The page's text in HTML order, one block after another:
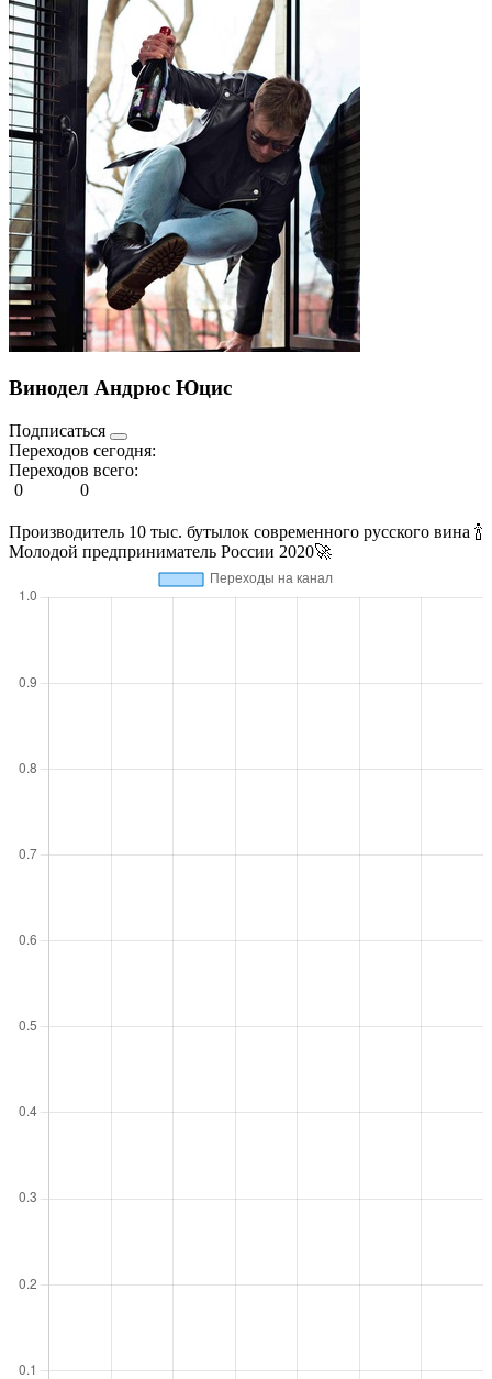
Винодел Андрюс Юцис
Подписаться
Переходов сегодня:
Переходов всего:
0
0
Производитель 10 тыс. бутылок современного русского вина 🍾
Молодой предприниматель России 2020🚀